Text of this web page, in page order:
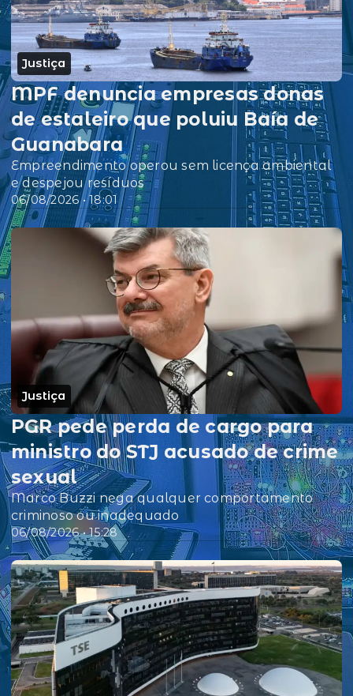
Justiça
06/08/2026 • 18:01
MPF denuncia empresas donas
de estaleiro que poluiu Baía de
Guanabara
Empreendimento operou sem licença ambiental
e despejou resíduos
Justiça
06/08/2026 • 15:28
PGR pede perda de cargo para
ministro do STJ acusado de crime
sexual
Marco Buzzi nega qualquer comportamento
criminoso ou inadequado